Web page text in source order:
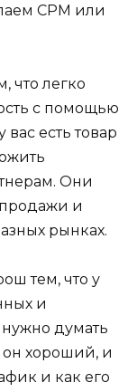
СРМ или
что легко
с помощью
есть товар
Они
продажи и
рынках.
тем, что у
и
думать
он хороший, и
и как его